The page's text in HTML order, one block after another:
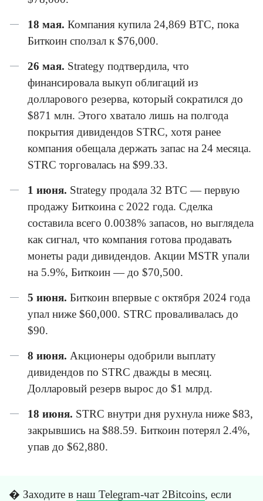
18 мая. Компания купила 24,869 BTC, пока
Биткоин сползал к $76,000.
26 мая. Strategy подтвердила, что
финансировала выкуп облигаций из
долларового резерва, который сократился до
$871 млн. Этого хватало лишь на полгода
покрытия дивидендов STRC, хотя ранее
компания обещала держать запас на 24 месяца.
STRC торговалась на $99.33.
1 июня. Strategy продала 32 BTC — первую
продажу Биткоина с 2022 года. Сделка
составила всего 0.0038% запасов, но выглядела
как сигнал, что компания готова продавать
монеты ради дивидендов. Акции MSTR упали
на 5.9%, Биткоин — до $70,500.
5 июня. Биткоин впервые с октября 2024 года
упал ниже $60,000. STRC проваливалась до
$90.
8 июня. Акционеры одобрили выплату
дивидендов по STRC дважды в месяц.
Долларовый резерв вырос до $1 млрд.
18 июня. STRC внутри дня рухнула ниже $83,
закрывшись на $88.59. Биткоин потерял 2.4%,
упав до $62,880.
� Заходите в наш Telegram-чат 2Bitcoins, если